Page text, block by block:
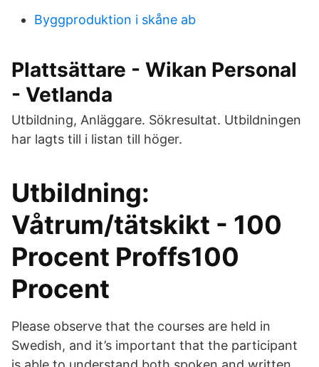
Byggproduktion i skåne ab
Plattsättare - Wikan Personal
- Vetlanda
Utbildning, Anläggare. Sökresultat. Utbildningen
har lagts till i listan till höger.
Utbildning:
Våtrum/tätskikt - 100
Procent Proffs100
Procent
Please observe that the courses are held in
Swedish, and it’s important that the participant